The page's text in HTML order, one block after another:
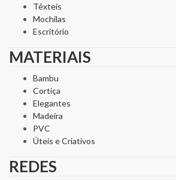
Têxteis
Mochilas
Escritório
MATERIAIS
Bambu
Cortiça
Elegantes
Madeira
PVC
Úteis e Criativos
REDES